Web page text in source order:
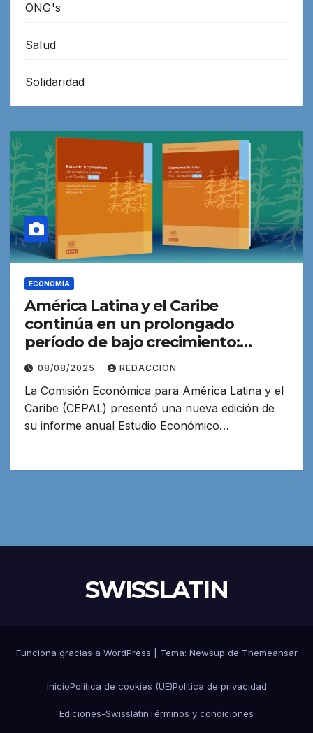
ONG's
Salud
Solidaridad
ECONOMÍA
América Latina y el Caribe
continúa en un prolongado
período de bajo crecimiento:
crecerá 2,2% en 2025 y 2,3% en
2026 señala CEPAL
08/08/2025 REDACCION
La Comisión Económica para América Latina y el
Caribe (CEPAL) presentó una nueva edición de
su informe anual Estudio Económico…
SWISSLATIN
Funciona gracias a WordPress Tema: Newsup de Themeansar
InicioPolitica de cookies (UE)Política de privacidad
Ediciones-SwisslatinTérminos y condiciones